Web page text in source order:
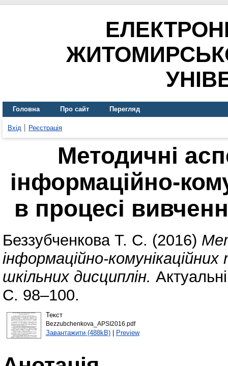
Головна Про сайт Перегляд
Вхід Реєстрація
Методичні
інформаційно-
в процесі
Беззубченкова Т. С. (2016)
інформаційно-
шкільних дисциплін.
С. 98–100.
Текст
Bezzubchenkova_APSI2016.pdf
Завантажити (488kB)| Preview